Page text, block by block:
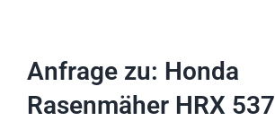
Anfrage zu: Honda
Rasenmäher HRX 537